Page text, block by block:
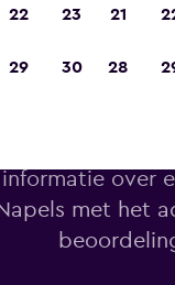
over
Napels met het
22 23
29 30
21
28